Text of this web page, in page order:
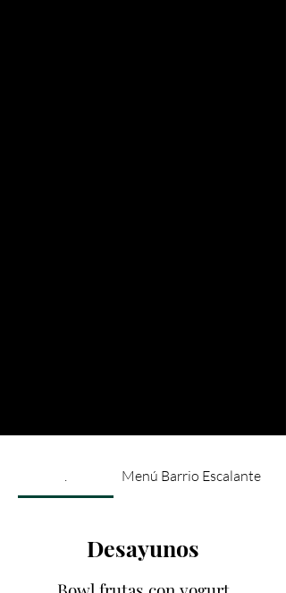
. Menú Barrio Escalante
Desayunos